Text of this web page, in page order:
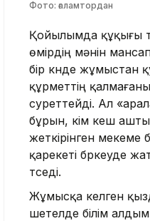
Фото: ғаламтордан
Қойылымда құқығы
өмірдің мәнін
бір күнде жұмыстан
құрметтің
суреттейді. Ал
бұрын, кім кеш ашты
жеткірінген
қарекеті бүркеуде
түседі.
Жұмысқа келген
шетелде білім